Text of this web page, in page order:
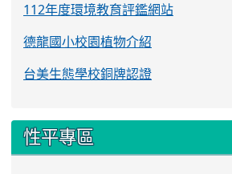
112年度環境教育評鑑網站
德龍國小校園植物介紹
台美生態學校銅牌認證
性平專區